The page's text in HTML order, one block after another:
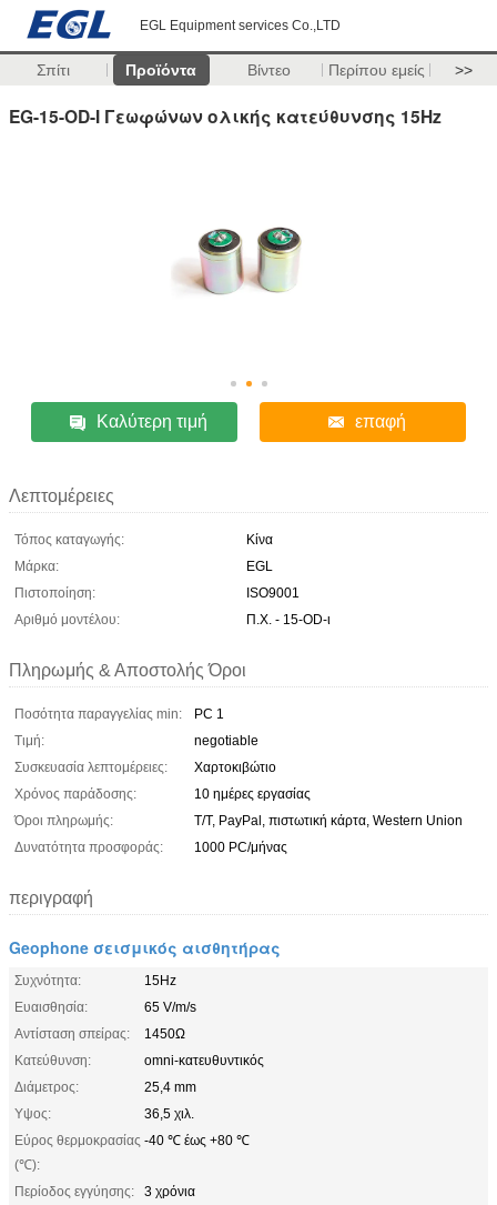
EGL Equipment services Co.,LTD
Σπίτι Προϊόντα Βίντεο Περίπου εμείς >>
EG-15-OD-I Γεωφώνων ολικής κατεύθυνσης 15Hz
Καλύτερη τιμή επαφή
Λεπτομέρειες
Τόπος καταγωγής:
Κίνα
Μάρκα:
EGL
Πιστοποίηση:
ISO9001
Αριθμό μοντέλου:
Π.Χ. - 15-OD-ι
Πληρωμής & Αποστολής Όροι
Ποσότητα παραγγελίας min:
PC 1
Τιμή:
negotiable
Συσκευασία λεπτομέρειες:
Χαρτοκιβώτιο
Χρόνος παράδοσης:
10 ημέρες εργασίας
Όροι πληρωμής:
T/T, PayPal, πιστωτική κάρτα, Western Union
Δυνατότητα προσφοράς:
1000 PC/μήνας
περιγραφή
Geophone σεισμικός αισθητήρας
Συχνότητα:
15Hz
Ευαισθησία:
65 V/m/s
Αντίσταση σπείρας:
1450Ω
Κατεύθυνση:
omni-κατευθυντικός
Διάμετρος:
25,4 mm
Υψος:
36,5 χιλ.
Εύρος θερμοκρασίας
(℃):
-40 ℃ έως +80 ℃
Περίοδος εγγύησης:
3 χρόνια